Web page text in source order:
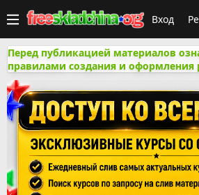
Вход
Перед публикацией материалов
правилами создания и оформления